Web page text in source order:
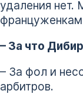
удаления
француженкам
– За что
– За фол и
арбитров.